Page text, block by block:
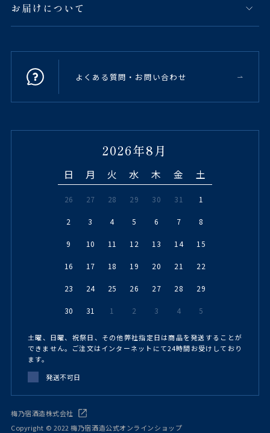
お届けについて
よくある質問・お問い合わせ
2026年8月
日 月 火 水 木 金 土
26 27 28 29 30 31 1
2 3 4 5 6 7 8
9 10 11 12 13 14 15
16 17 18 19 20 21 22
23 24 25 26 27 28 29
30 31 1 2 3 4 5
土曜、日曜、祝祭日、その他弊社指定日は商品を発送することが
できません。ご注文はインターネットにて24時間お受けしており
ます。
発送不可日
梅乃宿酒造株式会社
Copyright © 2022 梅乃宿酒造公式オンラインショップ